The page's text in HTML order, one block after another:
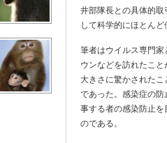
井部隊長との具体的
して科学的にほとん
筆者はウイルス専門
ウンなどを訪れたこ
大きさに驚かされた
であった。感染症の
事する者の感染防止
のである。